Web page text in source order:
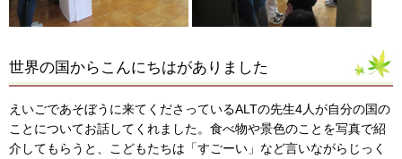
世界の国からこんにちはがありました
えいごであそぼうに来てくださっているALTの先生4人が自分の国の
ことについてお話してくれました。食べ物や景色のことを写真で紹
介してもらうと、こどもたちは「すごーい」など言いながらじっく